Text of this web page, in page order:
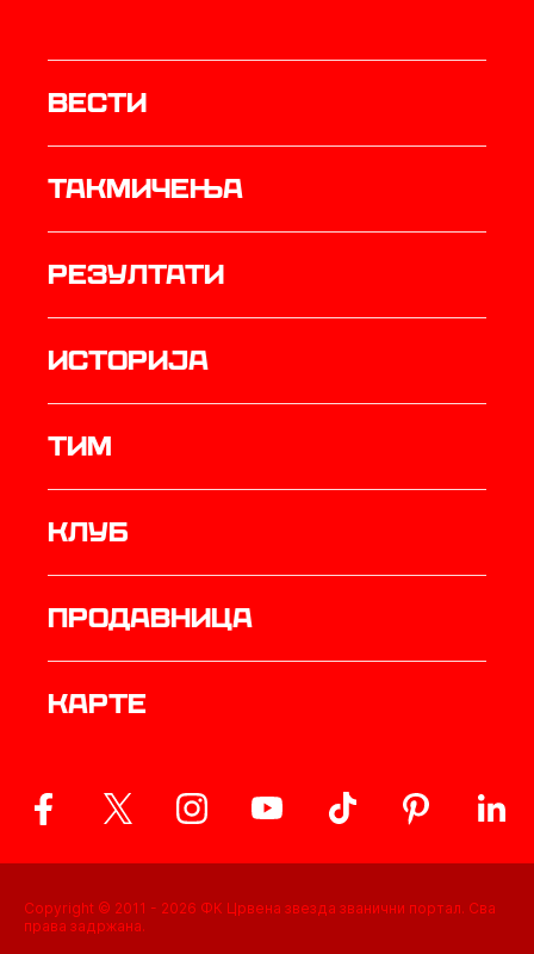
Вести
Такмичења
резултати
историја
ТИМ
Клуб
продавница
Карте
Copyright © 2011 - 2026 ФК Црвена звезда званични портал. Сва
права задржана.